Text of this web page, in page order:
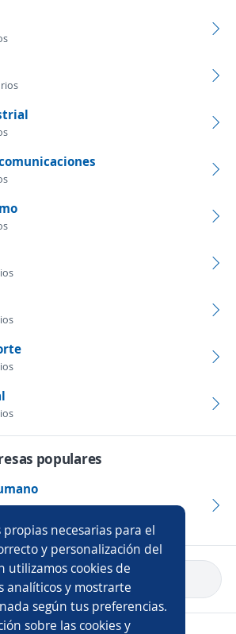
propias necesarias para el
y personalización del
utilizamos cookies de
analíticos y mostrarte
según tus preferencias.
sobre las cookies y
populares
Volver a inicio